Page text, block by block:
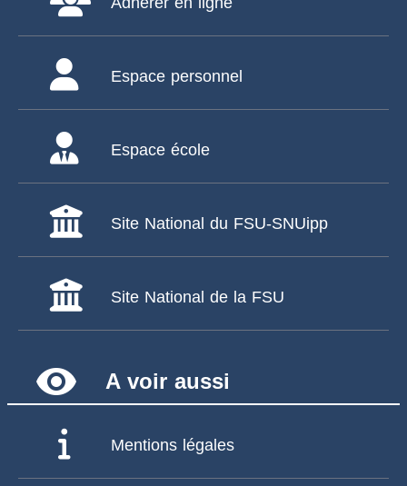
Espace personnel
Espace école
Site National du FSU-SNUipp
Site National de la FSU
remove_red_eye A voir aussi
Mentions légales